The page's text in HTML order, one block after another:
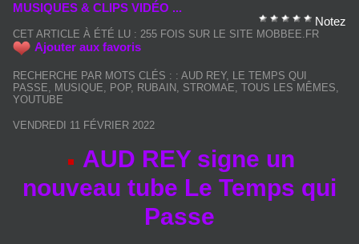
MUSIQUES & CLIPS VIDÉO ...
Notez
CET ARTICLE À ÉTÉ LU : 255 FOIS SUR LE SITE MOBBEE.FR
Ajouter aux favoris
RECHERCHE PAR MOTS CLÉS : : AUD REY, LE TEMPS QUI
PASSE
MUSIQUE POP, RUBAIN STROMAE TOUS LES MÊMES
YOUTUBE
VENDREDI 11 FÉVRIER 2022
AUD REY signe un
nouveau tube Le Temps qui
Passe